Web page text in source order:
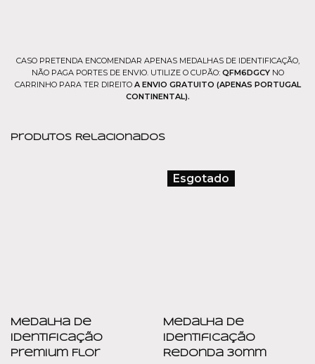
CASO PRETENDA ENCOMENDAR APENAS MEDALHAS DE IDENTIFICAÇÃO,
NÃO PAGA PORTES DE ENVIO. UTILIZE O CUPÃO: QFM6DGCYNO
CARRINHO PARA TER DIREITO A ENVIO GRATUITO (APENAS PORTUGAL
CONTINENTAL).
Produtos Relacionados
Medalha de
Identificação
Premium Flor
Esgotado
Medalha de
Identificação
Redonda 30mm